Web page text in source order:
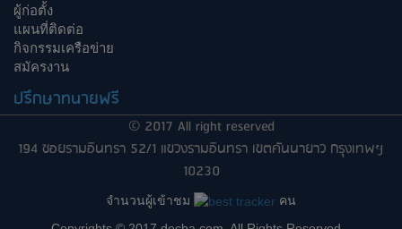
ผู้ก่อตั้ง
แผนที่ติดต่อ
กิจกรรมเครือข่าย
สมัครงาน
ปรึกษาทนายฟรี
© 2017 All right reserved
194 ซอยรามอินทรา 52/1 แขวงรามอินทรา เขตคันนายาว กรุงเทพฯ
10230
จำนวนผู้เข้าชม
คน